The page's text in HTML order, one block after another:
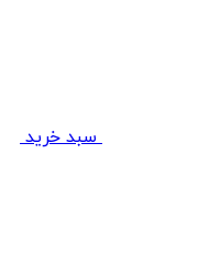
سبد خرید